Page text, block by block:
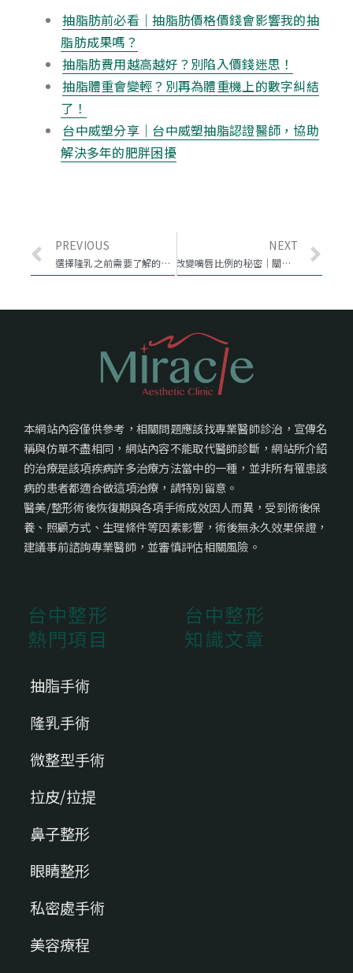
抽脂肪前必看｜抽脂肪價格價錢會影響我的抽
脂肪成果嗎？
抽脂肪費用越高越好？別陷入價錢迷思！
抽脂體重會變輕？別再為體重機上的數字糾結
了！
台中威塑分享｜台中威塑抽脂認證醫師，協助
解決多年的肥胖困擾
PREVIOUS
選擇隆乳之前需要了解的七件事情
NEXT
改變嘴唇比例的秘密｜關於新式材質Volift玻尿酸的運用
本網站內容僅供參考，相關問題應該找專業醫師診治，宣傳名
稱與仿單不盡相同，網站內容不能取代醫師診斷，網站所介紹
的治療是該項疾病許多治療方法當中的一種，並非所有罹患該
病的患者都適合做這項治療，請特別留意。
醫美/整形術後恢復期與各項手術成效因人而異，受到術後保
養、照顧方式、生理條件等因素影響，術後無永久效果保證，
建議事前諮詢專業醫師，並審慎評估相關風險。
台中整形
熱門項目
抽脂手術
隆乳手術
微整型手術
拉皮/拉提
鼻子整形
眼睛整形
私密處手術
美容療程
台中整形
知識文章